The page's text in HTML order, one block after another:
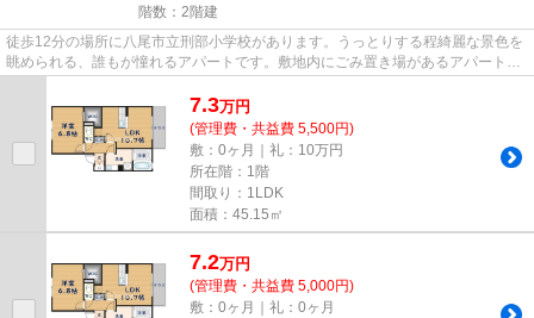
階数：2階建
徒歩12分の場所に八尾市立刑部小学校があります。うっとりする程綺麗な景色を
眺められる、誰もが憧れるアパートです。敷地内にごみ置き場があるアパートで
す。場所が平坦なのは、ラン...
7.3万円
(管理費・共益費 5,500円)
敷：0ヶ月｜礼：10万円
所在階：1階
間取り：1LDK
面積：45.15㎡
7.2万円
(管理費・共益費 5,000円)
敷：0ヶ月｜礼：0ヶ月